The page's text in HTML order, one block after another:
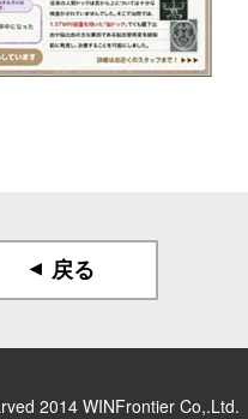
戻る
2014 WINFrontier Co,.Ltd.